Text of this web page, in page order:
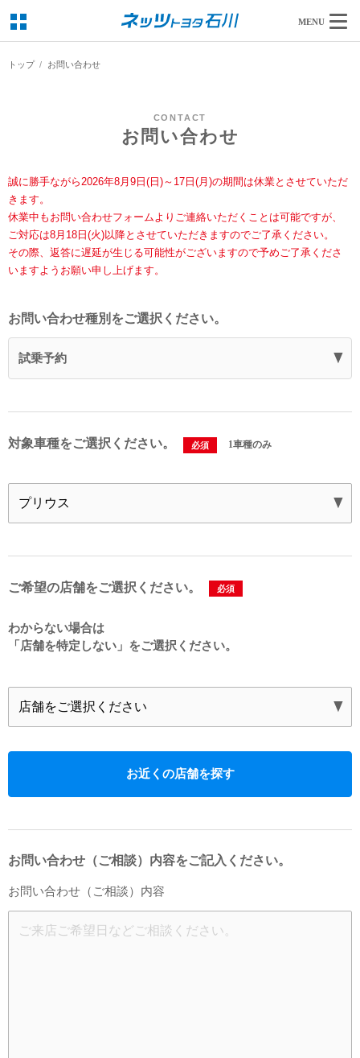
MENU
トップ お問い合わせ
CONTACT
お問い合わせ
誠に勝手ながら2026年8月9日(日)～17日(月)の期間は休業とさせていただ
きます。
休業中もお問い合わせフォームよりご連絡いただくことは可能ですが、
ご対応は8月18日(火)以降とさせていただきますのでご了承ください。
その際、返答に遅延が生じる可能性がございますので予めご了承くださ
いますようお願い申し上げます。
お問い合わせ種別をご選択ください。
試乗予約
対象車種をご選択ください。 必須 1車種のみ
ご希望の店舗をご選択ください。 必須
わからない場合は
「店舗を特定しない」をご選択ください。
お近くの店舗を探す
お問い合わせ（ご相談）内容をご記入ください。
お問い合わせ（ご相談）内容